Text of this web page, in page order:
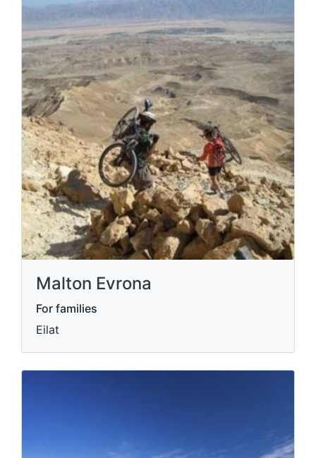
Malton Evrona
For families
Eilat